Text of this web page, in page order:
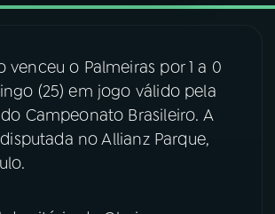
DE MÚSICA
NACIONAL
venceu o Palmeiras por 1 a 0
(25) em jogo válido pela
do Campeonato Brasileiro. A
no Allianz Parque,